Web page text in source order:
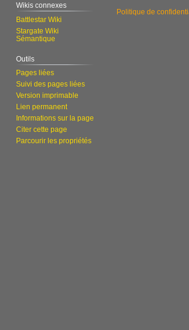
Wikis connexes
Battlestar Wiki
Stargate Wiki
Sémantique
Outils
Pages liées
Suivi des pages liées
Version imprimable
Lien permanent
Informations sur la page
Citer cette page
Parcourir les propriétés
Politique de